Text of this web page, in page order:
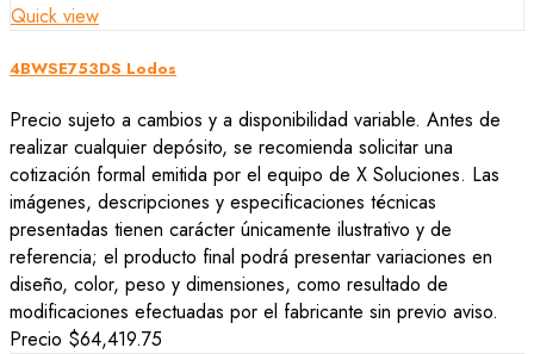
Quick view
4BWSE753DS Lodos
Precio sujeto a cambios y a disponibilidad variable. Antes de
realizar cualquier depósito, se recomienda solicitar una
cotización formal emitida por el equipo de X Soluciones. Las
imágenes, descripciones y especificaciones técnicas
presentadas tienen carácter únicamente ilustrativo y de
referencia; el producto final podrá presentar variaciones en
diseño, color, peso y dimensiones, como resultado de
modificaciones efectuadas por el fabricante sin previo aviso.
Precio $64,419.75